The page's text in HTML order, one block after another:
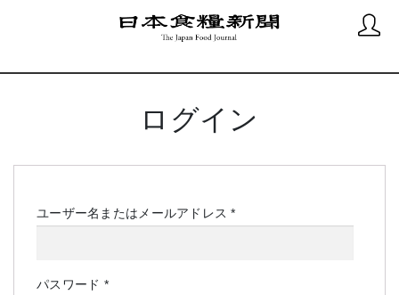
ログイン
ユーザー名またはメールアドレス*必
パスワード *必